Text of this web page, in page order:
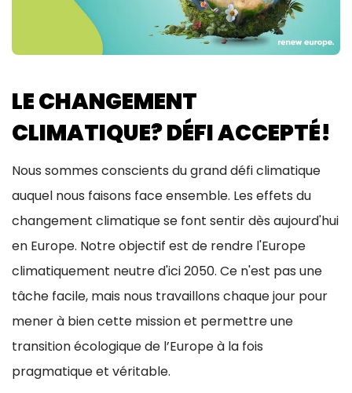
LE CHANGEMENT
CLIMATIQUE? DÉFI ACCEPTÉ!
Nous sommes conscients du grand défi climatique
auquel nous faisons face ensemble. Les effets du
changement climatique se font sentir dès aujourd'hui
en Europe. Notre objectif est de rendre l'Europe
climatiquement neutre d'ici 2050. Ce n'est pas une
tâche facile, mais nous travaillons chaque jour pour
mener à bien cette mission et permettre une
transition écologique de l’Europe à la fois
pragmatique et véritable.